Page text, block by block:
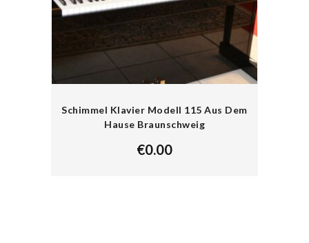
Schimmel Klavier Modell 115 Aus Dem
Hause Braunschweig
€0.00